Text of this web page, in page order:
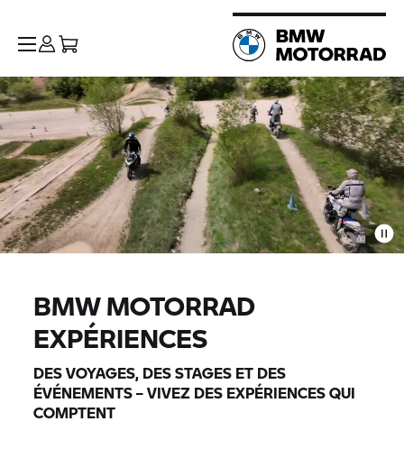
BMW MOTORRAD
EXPÉRIENCES
DES VOYAGES, DES STAGES ET DES
ÉVÉNEMENTS – VIVEZ DES EXPÉRIENCES QUI
COMPTENT